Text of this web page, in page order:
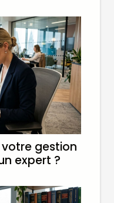
gestion
expert ?